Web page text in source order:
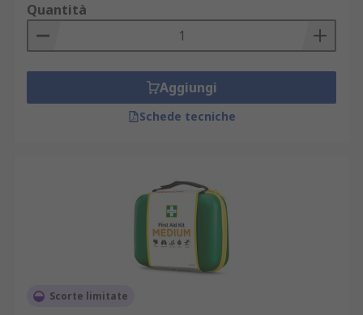
Quantità
Aggiungi
Schede tecniche
Scorte limitate